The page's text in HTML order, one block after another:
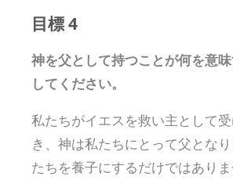
目標 4
神を父として持つことが何を意
してください。
私たちがイエスを救い主として
き、神は私たちにとって父とな
たちを養子にするだけではあり